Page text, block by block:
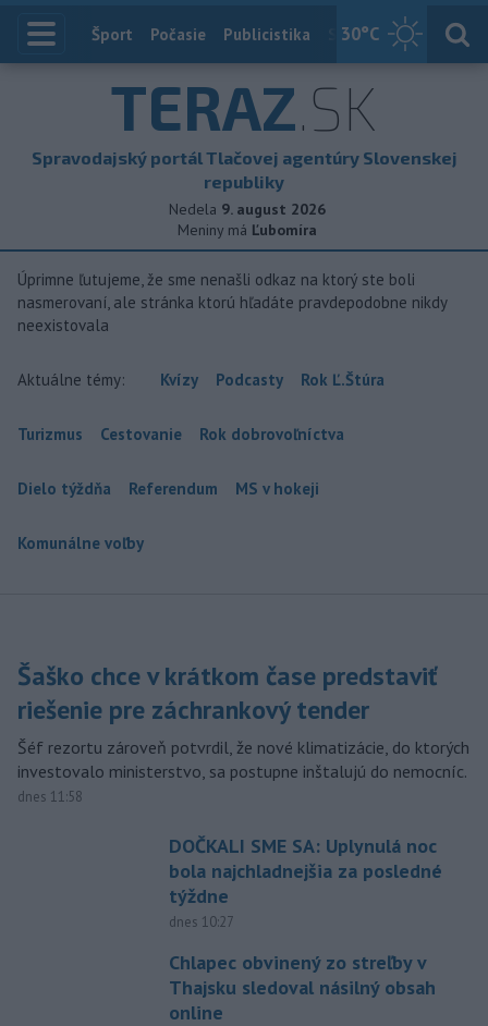
30°C
Index
Šport Počasie Publicistika Slovensko
TERAZ.SK
Spravodajský portál Tlačovej agentúry Slovenskej
republiky
Nedela 9. august 2026
Meniny má Ľubomíra
Úprimne ľutujeme, že sme nenašli odkaz na ktorý ste boli
nasmerovaní, ale stránka ktorú hľadáte pravdepodobne nikdy
neexistovala
Aktuálne témy: Kvízy Podcasty Rok Ľ.Štúra
Turizmus Cestovanie Rok dobrovoľníctva
Dielo týždňa Referendum MS v hokeji
Komunálne voľby
Šaško chce v krátkom čase predstaviť
riešenie pre záchrankový tender
Šéf rezortu zároveň potvrdil, že nové klimatizácie, do ktorých
investovalo ministerstvo, sa postupne inštalujú do nemocníc.
dnes 11:58
DOČKALI SME SA: Uplynulá noc
bola najchladnejšia za posledné
týždne
dnes 10:27
Chlapec obvinený zo streľby v
Thajsku sledoval násilný obsah
online